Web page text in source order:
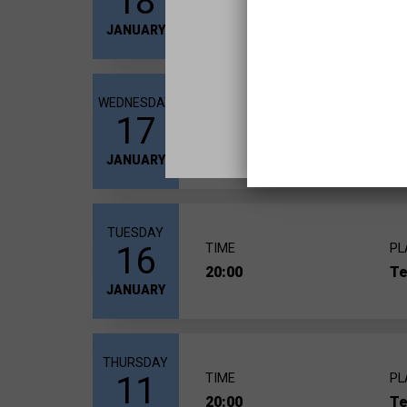
JANUARY
WEDNESDAY
17
JANUARY
TUESDAY
16
JANUARY
TIME
20:00
THURSDAY
11 TIME
20:00